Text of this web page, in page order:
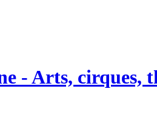
- Arts, cirques,